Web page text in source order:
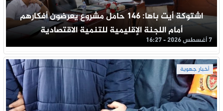
اشتوكة أيت باها: 146 حامل مشروع يعرضون أفكارهم
أمام اللجنة الإقليمية للتنمية الاقتصادية
7 أغسطس 2026 - 16:27
أخبار جهوية